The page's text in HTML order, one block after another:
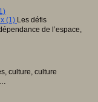
Les défis
de l’espace,
culture, culture